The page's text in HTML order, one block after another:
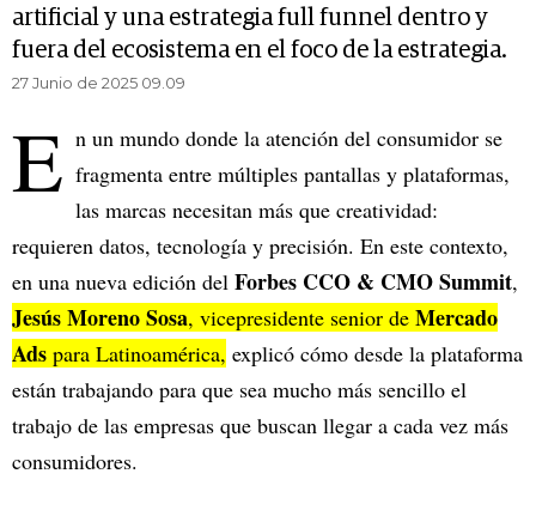
artificial y una estrategia full funnel dentro y
fuera del ecosistema en el foco de la estrategia.
27 Junio de 2025 09.09
E n un mundo donde la atención del consumidor se
fragmenta entre múltiples pantallas y plataformas,
las marcas necesitan más que creatividad:
requieren datos, tecnología y precisión. En este contexto,
en una nueva edición del Forbes CCO & CMO Summit,
Jesús Moreno Sosa, vicepresidente senior de Mercado
Ads para Latinoamérica, explicó cómo desde la plataforma
están trabajando para que sea mucho más sencillo el
trabajo de las empresas que buscan llegar a cada vez más
consumidores.